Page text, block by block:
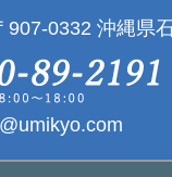
907-0332 沖縄県